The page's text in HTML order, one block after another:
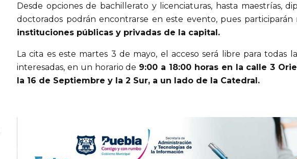
Desde opciones de bachillerato y licenciaturas, hasta maestrías,
doctorados podrán encontrarse en este evento, pues participarán
instituciones públicas y privadas de la capital.
La cita es este martes 3 de mayo, el acceso será libre para todas
interesadas, en un horario de 9:00 a 18:00 horas en la calle 3
la 16 de Septiembre y la 2 Sur, a un lado de la Catedral.